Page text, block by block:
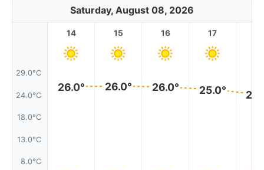
Saturday, August 08, 2026
29.0°C
24.0°C
18.0°C
13.0°C
8.0°C
14
26.0°
15
26.0°
16
26.0°
17
25.0°